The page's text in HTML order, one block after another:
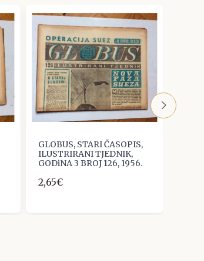
GLOBUS, STARI ČASOPIS,
ILUSTRIRANI TJEDNIK,
GODiNA 3 BROJ 126, 1956.
2,65€